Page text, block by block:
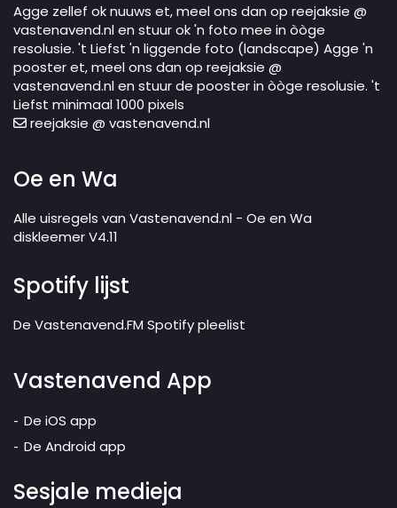
Agge zellef ok nuuws et, meel ons dan op reejaksie @
vastenavend.nl en stuur ok 'n foto mee in òòge
resolusie. 't Liefst 'n liggende foto (landscape) Agge 'n
pooster et, meel ons dan op reejaksie @
vastenavend.nl en stuur de pooster in òòge resolusie. 't
Liefst minimaal 1000 pixels
reejaksie @ vastenavend.nl
Oe en Wa
Alle uisregels van Vastenavend.nl - Oe en Wa
diskleemer V4.11
Spotify lijst
De Vastenavend.FM Spotify pleelist
Vastenavend App
De iOS app
De Android app
Sesjale medieja